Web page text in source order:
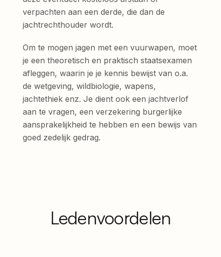
verpachten aan een derde, die dan de
jachtrechthouder wordt.
Om te mogen jagen met een vuurwapen, moet
je een theoretisch en praktisch staatsexamen
afleggen, waarin je je kennis bewijst van o.a.
de wetgeving, wildbiologie, wapens,
jachtethiek enz. Je dient ook een jachtverlof
aan te vragen, een verzekering burgerlijke
aansprakelijkheid te hebben en een bewijs van
goed zedelijk gedrag.
Ledenvoordelen